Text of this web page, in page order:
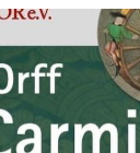
Juli 22